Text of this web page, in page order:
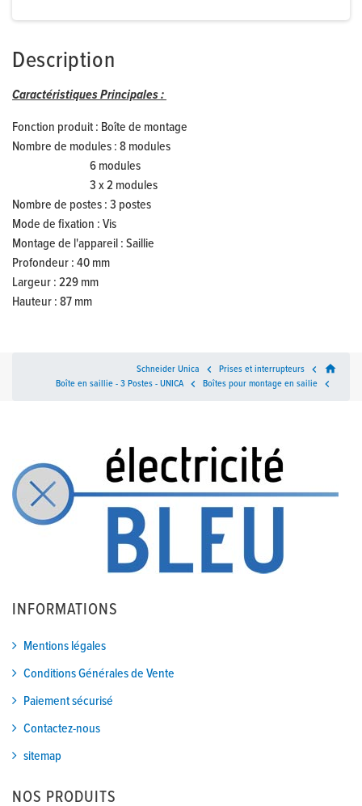
Description
Caractéristiques Principales :
Fonction produit : Boîte de montage
Nombre de modules : 8 modules
6 modules
3 x 2 modules
Nombre de postes : 3 postes
Mode de fixation : Vis
Montage de l'appareil : Saillie
Profondeur : 40 mm
Largeur: 229 mm
Hauteur: 87 mm
home

Prises et interrupteurs

Schneider Unica

Boîtes pour montage en sailie

Boîte en saillie - 3 Postes - UNICA
INFORMATIONS
Mentions légales
Conditions Générales de Vente
Paiement sécurisé
Contactez-nous
sitemap
NOS PRODUITS